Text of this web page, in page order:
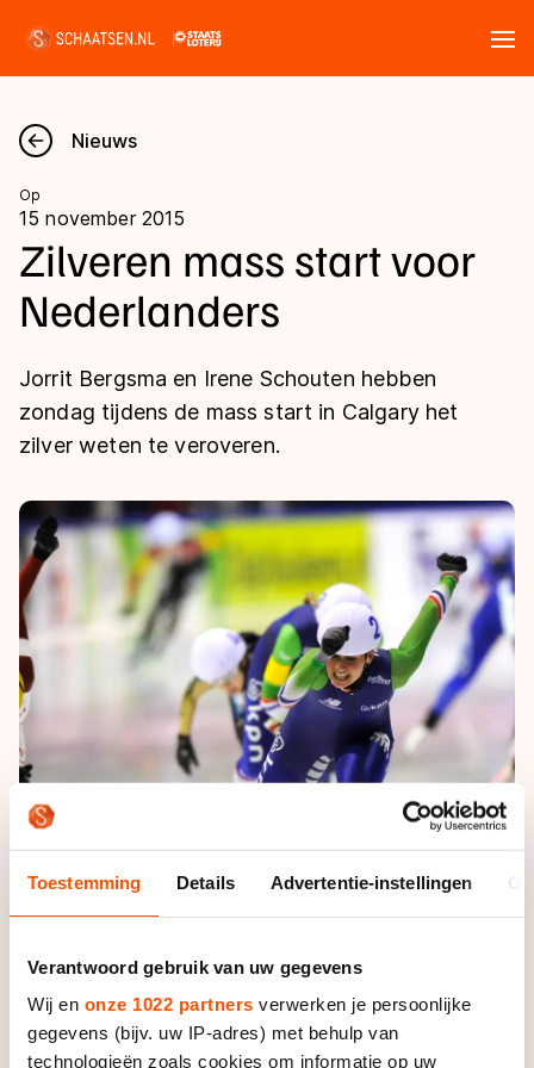
Toestemming Details Advertentie-instellingen
Verantwoord gebruik van uw gegevens
Wij en onze 1022 partners verwerken je persoonlijke
gegevens (bijv. uw IP-adres) met behulp van
technologieën zoals cookies om informatie op uw
Nieuws
Kalender
Disciplines
Langebaan
Shorttrack
Kunstschaatsen
Schoonrijden
Natuurijs
Uitslagen
Langebaan
Marathon
Inlineskaten
Kunstschaatsen
Tijden & historie
Ranglijsten Langebaan
Persoonlijke records & tijden
Historie & statistiek
De weg op
Inschrijven wedstrijden
Algemene Nederlandse Schaatstijd
Deze zomer de weg op
Waar kan ik schaatsen en skaten?
Schaatsfans
Alles voor jou als schaatsfan
Evenementen
Tickets
Livestreams
Winacties
Olympische Spelen
Olympische Spelen
Medaillespiegel
Olympische uitslagen
Van Jong tot Goud verhalen
Nieuws
Op
15 november 2015
Zilveren mass start voor
Nederlanders
Jorrit Bergsma en Irene Schouten hebben
zondag tijdens de mass start in Calgary het
zilver weten te veroveren.
Foto: Soenar Chamid